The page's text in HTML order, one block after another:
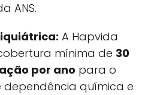
ANS.
A Hapvida
mínima de 30
por ano para o
química e